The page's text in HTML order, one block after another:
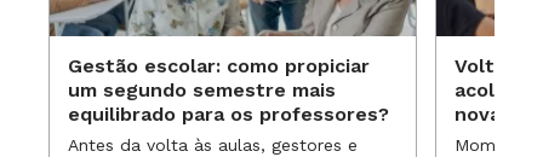
Gestão escolar: como propiciar
um segundo semestre mais
equilibrado para os professores?
Antes da volta às aulas, gestores e
Volta às
novas